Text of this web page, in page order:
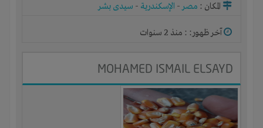
المكان : مصر- الإسكندرية - سيدى بشر
آخر ظهور: : منذ 2 سنوات
MOHAMED ISMAIL ELSAYD